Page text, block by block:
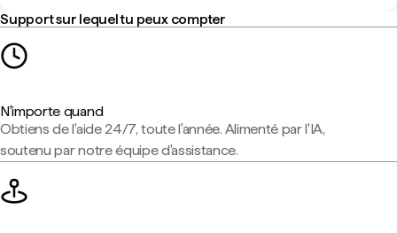
Support sur lequel tu peux compter
N'importe quand
Obtiens de l'aide 24/7, toute l'année. Alimenté par l'IA,
soutenu par notre équipe d'assistance.